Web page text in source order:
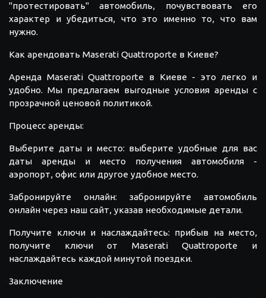
"протестировать" автомобиль, почувствовать его
характер и убедиться, что это именно то, что вам
нужно.
Как арендовать Maserati Quattroporte в Киеве?
Аренда Maserati Quattroporte в Киеве - это легко и
удобно. Мы предлагаем выгодные условия аренды с
прозрачной ценовой политикой.
Процесс аренды:
Выберите даты и место: выберите удобные для вас
даты аренды и место получения автомобиля -
аэропорт, офис или другое удобное место.
Забронируйте онлайн: забронируйте автомобиль
онлайн через наш сайт, указав необходимые детали.
Получите ключи и наслаждайтесь: прибыв на место,
получите ключи от Maserati Quattroporte и
наслаждайтесь каждой минутой поездки.
Заключение